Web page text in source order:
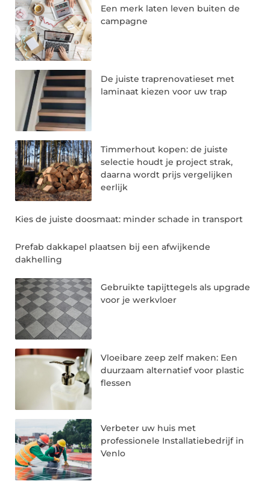
Een merk laten leven buiten de
campagne
De juiste traprenovatieset met
laminaat kiezen voor uw trap
Timmerhout kopen: de juiste
selectie houdt je project strak,
daarna wordt prijs vergelijken
eerlijk
Kies de juiste doosmaat: minder schade in transport
Prefab dakkapel plaatsen bij een afwijkende
dakhelling
Gebruikte tapijttegels als upgrade
voor je werkvloer
Vloeibare zeep zelf maken: Een
duurzaam alternatief voor plastic
flessen
Verbeter uw huis met
professionele Installatiebedrijf in
Venlo